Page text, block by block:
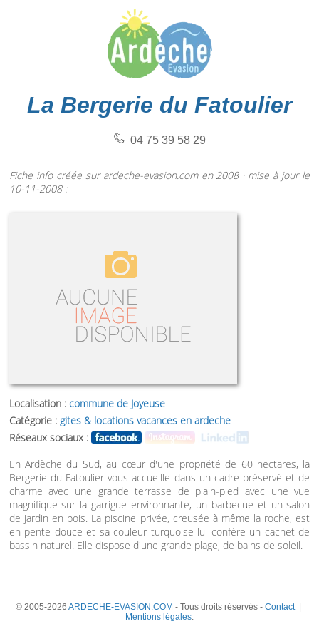
La Bergerie du Fatoulier
04 75 39 58 29
Fiche info créée sur ardeche-evasion.com en 2008 · mise à jour le
10-11-2008 :
Localisation : commune de Joyeuse
Catégorie : gites & locations vacances en ardeche
Réseaux sociaux :
En Ardèche du Sud, au cœur d'une propriété de 60 hectares, la
Bergerie du Fatoulier vous accueille dans un cadre préservé et de
charme avec une grande terrasse de plain-pied avec une vue
magnifique sur la garrigue environnante, un barbecue et un salon
de jardin en bois. La piscine privée, creusée à même la roche, est
en pente douce et sa couleur turquoise lui confère un cachet de
bassin naturel. Elle dispose d'une grande plage, de bains de soleil.
© 2005-2026 ARDECHE-EVASION.COM - Tous droits réservés - Contact|
Mentions légales.